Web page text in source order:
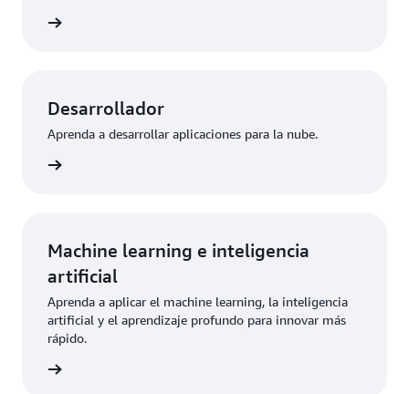
Desarrollador
Aprenda a desarrollar aplicaciones para la nube.
Machine learning e inteligencia
artificial
Aprenda a aplicar el machine learning, la inteligencia
artificial y el aprendizaje profundo para innovar más
rápido.